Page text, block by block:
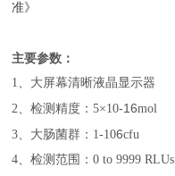
准》
主要参数：
1、大屏幕清晰液晶显示器
2、检测精度：5×10-16mol
3、大肠菌群：1-106cfu
4、检测范围：0 to 9999 RLUs